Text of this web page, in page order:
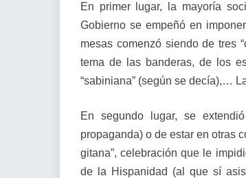
En primer lugar, la mayoría
Gobierno se empeñó en
mesas comenzó siendo de tres
tema de las banderas, de los
“sabiniana” (según se decía),…
En segundo lugar, se
propaganda) o de estar en otras
gitana”, celebración que le
de la Hispanidad (al que sí